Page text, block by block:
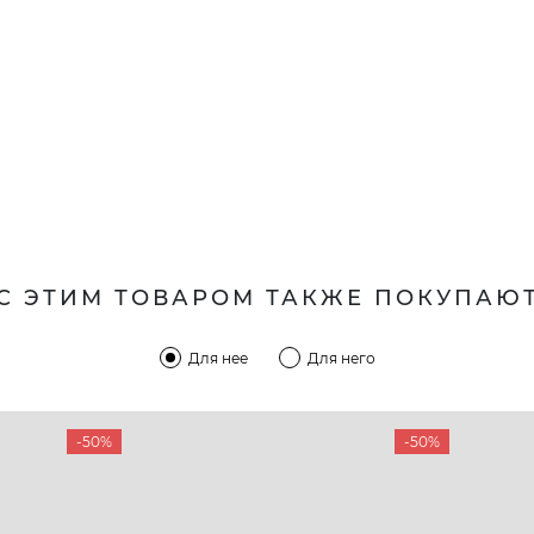
ЭТИМ ТОВАРОМ ТАКЖЕ
Для нее Для него
-50% -50%